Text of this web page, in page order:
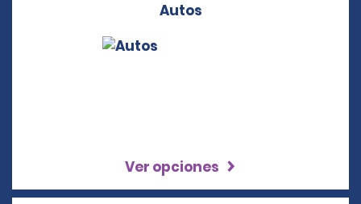
Autos
Ver opciones